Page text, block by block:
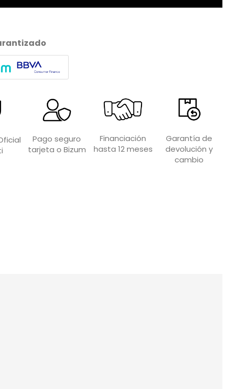
Pago seguro
tarjeta o Bizum
Financiación
hasta 12 meses
Garantía de
devolución y
cambio